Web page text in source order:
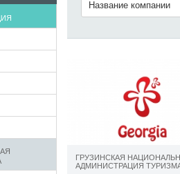
ГРУЗИНСКАЯ
АДМИНИСТРАЦИЯ